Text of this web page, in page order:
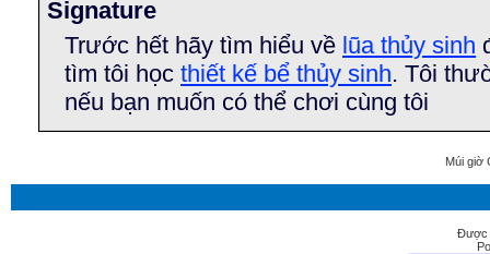
Signature
Trước hết hãy tìm hiểu về lũa thủy sinh
tìm tôi học thiết kế bể thủy sinh. Tôi
nếu bạn muốn có thể chơi cùng tôi
Múi giờ
Được